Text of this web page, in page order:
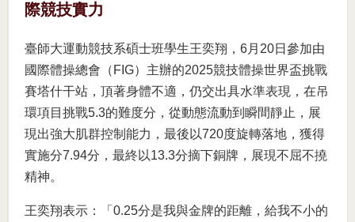
際競技實力
臺師大運動競技系碩士班學生王奕翔，6月20日參加由
國際體操總會（FIG）主辦的2025競技體操世界盃挑戰
賽塔什干站，頂著身體不適，仍交出具水準表現，在吊
環項目挑戰5.3的難度分，從動態流動到瞬間靜止，展
現出強大肌群控制能力，最後以720度旋轉落地，獲得
實施分7.94分，最終以13.3分摘下銅牌，展現不屈不撓
精神。
王奕翔表示：「0.25分是我與金牌的距離，給我不小的